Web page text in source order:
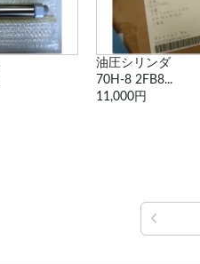
油圧シリンダ
70H-8 2FB8...
11,000円